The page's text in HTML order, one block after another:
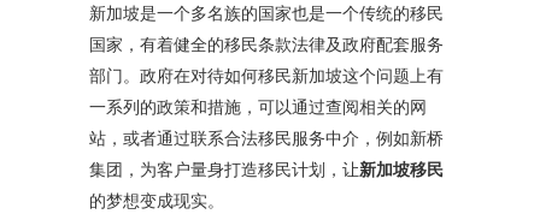
新加坡是一个多名族的国家也是一个传统的移民
国家，有着健全的移民条款法律及政府配套服务
部门。政府在对待如何移民新加坡这个问题上有
一系列的政策和措施，可以通过查阅相关的网
站，或者通过联系合法移民服务中介，例如新桥
集团，为客户量身打造移民计划，让新加坡移民
的梦想变成现实。